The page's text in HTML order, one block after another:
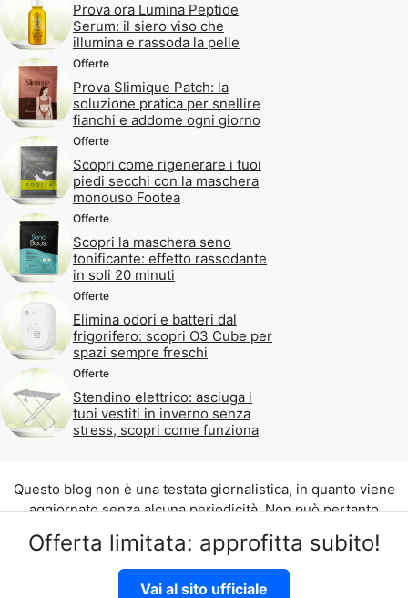
Offerta limitata: approfitta subito!
Vai al sito ufficiale
Prova ora Lumina Peptide
Serum: il siero viso che
illumina e rassoda la pelle
Offerte
Prova Slimique Patch: la
soluzione pratica per snellire
fianchi e addome ogni giorno
Offerte
Scopri come rigenerare i tuoi
piedi secchi con la maschera
monouso Footea
Offerte
Scopri la maschera seno
tonificante: effetto rassodante
in soli 20 minuti
Offerte
Elimina odori e batteri dal
frigorifero: scopri O3 Cube per
spazi sempre freschi
Offerte
Stendino elettrico: asciuga i
tuoi vestiti in inverno senza
stress, scopri come funziona
Questo blog non è una testata giornalistica, in quanto viene
aggiornato senza alcuna periodicità. Non può pertanto
considerarsi un prodotto editoriale ai sensi della legge n. 62
del 07.03.2001.
©2026 di Aliados Srl C.da Piana Romana snc, 90010 Lascari
(PA) P.IVA 07262700821